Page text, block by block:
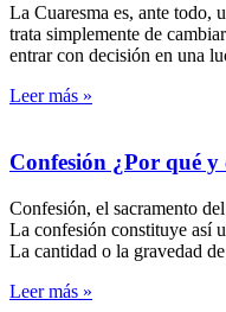
La Cuaresma es, ante todo,
trata simplemente de
entrar con decisión en una
Leer más »
Confesión ¿Por qué y
Confesión, el sacramento
La confesión constituye así
La cantidad o la gravedad
Leer más »